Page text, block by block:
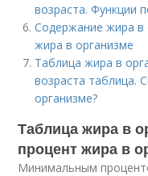
возраста. Функции
Содержание жира в
жира в организме
Таблица жира в
возраста таблица.
организме?
Таблица жира в
процент жира в
Минимальным